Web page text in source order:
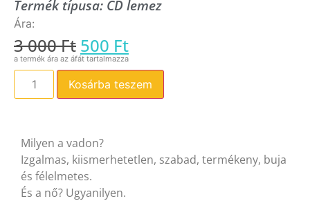
Termék típusa: CD lemez
3 000Ft 500 Ft
Kosárba teszem
Milyen a vadon?
Izgalmas, kiismerhetetlen, szabad, termékeny, buja
és félelmetes.
És a nő? Ugyanilyen.